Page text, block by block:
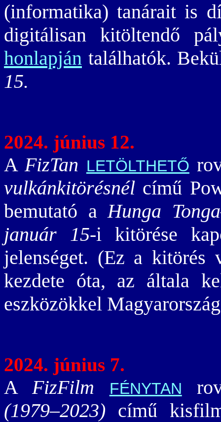
(informatika) tanárait is
digitálisan kitöltendő
honlapján találhatók.
15.
2024. június 12.
AFizTan LETÖLTHETŐ
vulkánkitörésnél című
bemutató aHunga
január 15-i kitörése
jelenséget. (Ez a kitörés
kezdete óta, az általa
eszközökkel
2024. június 7.
AFizFilm FÉNYTAN
(1979–2023) című